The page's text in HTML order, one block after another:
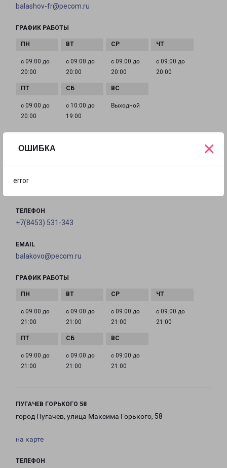
ОШИБКА
error
×
balashov-fr@pecom.ru
ГРАФИК РАБОТЫ
с 09:00 до
20:00
с 09:00 до
20:00
с 09:00 до
20:00
с 09:00 до
20:00
с 09:00 до
20:00
с 10:00 до
19:00
Выходной
город Вольск, улица Красногвардейская, 30
ТЕЛЕФОН
+7(8453) 531-343
EMAIL
balakovo@pecom.ru
ГРАФИК РАБОТЫ
с 09:00 до
21:00
с 09:00 до
21:00
с 09:00 до
21:00
с 09:00 до
21:00
с 09:00 до
21:00
с 09:00 до
21:00
с 09:00 до
21:00
ПУГАЧЕВ ГОРЬКОГО 58
город Пугачев, улица Максима Горького, 58
на карте
ТЕЛЕФОН